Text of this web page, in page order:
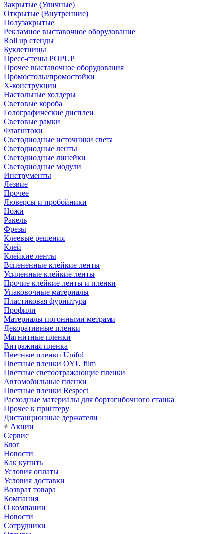
Закрытые (Уличные)
Открытые (Внутренние)
Полузакрытые
Рекламное выставочное оборудование
Roll up стенды
Буклетницы
Пресс-стены POPUP
Прочее выставочное оборудования
Промостолы/промостойки
Х-конструкции
Настольные холдеры
Световые короба
Голографические дисплеи
Световые рамки
Флагштоки
Светодиодные источники света
Светодиодные ленты
Светодиодные линейки
Светодиодные модули
Инструменты
Лезвие
Прочее
Люверсы и пробойники
Ножи
Ракель
Фрезы
Клеевые решения
Клей
Клейкие ленты
Вспененные клейкие ленты
Усиленные клейкие ленты
Прочие клейкие ленты и пленки
Упаковочные материалы
Пластиковая фурнитура
Профили
Материалы погонными метрами
Декоративные пленки
Магнитные пленки
Витражная пленка
Цветные пленки Unifol
Цветные пленки OYU film
Цветные светоотражающие пленки
Автомобильные пленки
Цветные пленки Respect
Расходные материалы для бортогибочного станка
Прочее к принтеру
Дистанционные держатели
Акции
Сервис
Блог
Новости
Как купить
Условия оплаты
Условия доставки
Возврат товара
Компания
О компании
Новости
Сотрудники